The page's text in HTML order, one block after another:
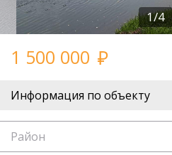
1/4
1 500 000
Информация по объекту
Район